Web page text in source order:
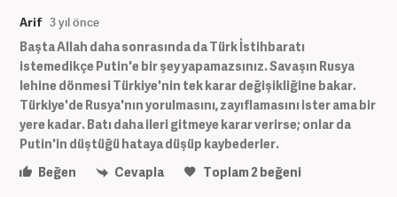
Arif 3 yıl önce
Başta Allah daha sonrasında da Türk İstihbaratı
istemedikçe Putin'e bir şey yapamazsınız. Savaşın Rusya
lehine dönmesi Türkiye'nin tek karar değişikliğine bakar.
Türkiye'de Rusya'nın yorulmasını, zayıflamasını ister ama bir
yere kadar. Batı daha ileri gitmeye karar verirse; onlar da
Putin'in düştüğü hataya düşüp kaybederler.
Beğen
Cevapla Toplam2 beğeni